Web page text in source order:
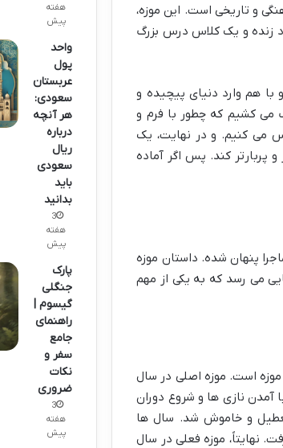
و تاریخی است. این موزه،
زنده و یک کلاس درس بزرگ
هم وارد دنیای پیچیده و
می کشیم که چطور با فرم و
می کنیم. و در نهایت، یک
پربارتر کند. پس اگر آماده
پنهان شده. داستان موزه
می رسد که به یکی از مهم
موزه است. موزه اصلی در سال
آمدن نازی ها و شروع دوران
تعطیل و خاموش شد. سال ها
نهایتاً، موزه فعلی در سال
هفته
پیش
واحد
پول
عربستان
سعودی:
هر آنچه
درباره
ریال
سعودی
باید
بدانید
3
هفته
پیش
پارک
جنگلی
گیسوم |
راهنمای
جامع
سفر و
نکات
ضروری
3
هفته
پیش